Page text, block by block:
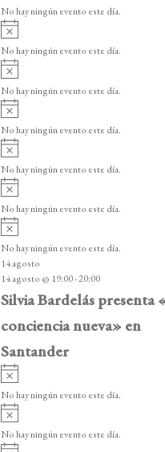
e
n
t
o
s
o
i
o
No hay ningún evento este día.
v
i
o
No hay ningún evento este día.
A
v
i
o
No hay ningún evento este día.
A
v
i
o
No hay ningún evento este día.
v
i
o
No hay ningún evento este día.
v
i
o
No hay ningún evento este día.
v
i
s
o
No hay ningún evento este día.
14 agosto
14 agosto @ 19:00-20:00
Silvia Bardelás presenta
conciencia nueva» en
Santander
v
i
o
No hay ningún evento este día.
v
i
No hay ningún evento este día.